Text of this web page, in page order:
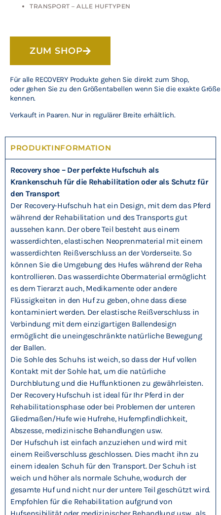
TRANSPORT – ALLE HUFTYPEN
ZUM SHOP
Für alle RECOVERY Produkte gehen Sie direkt zum Shop,
oder gehen Sie zu den Größentabellen wenn Sie die exakte Größe
kennen.
Verkauft in Paaren. Nur in regulärer Breite erhältlich.
PRODUKTINFORMATION
Recovery shoe – Der perfekte Hufschuh als
Krankenschuh für die Rehabilitation oder als Schutz für
den Transport
Der Recovery-Hufschuh hat ein Design, mit dem das Pferd
während der Rehabilitation und des Transports gut
aussehen kann. Der obere Teil besteht aus einem
wasserdichten, elastischen Neoprenmaterial mit einem
wasserdichten Reißverschluss an der Vorderseite. So
können Sie die Umgebung des Hufes während der Reha
kontrollieren. Das wasserdichte Obermaterial ermöglicht
es dem Tierarzt auch, Medikamente oder andere
Flüssigkeiten in den Huf zu geben, ohne dass diese
kontaminiert werden. Der elastische Reißverschluss in
Verbindung mit dem einzigartigen Ballendesign
ermöglicht die uneingeschränkte natürliche Bewegung
der Ballen.
Die Sohle des Schuhs ist weich, so dass der Huf vollen
Kontakt mit der Sohle hat, um die natürliche
Durchblutung und die Huffunktionen zu gewährleisten.
Der Recovery Hufschuh ist ideal für Ihr Pferd in der
Rehabilitationsphase oder bei Problemen der unteren
Gliedmaßen/Hufe wie Hufrehe, Hufempfindlichkeit,
Abszesse, medizinische Behandlungen usw.
Der Hufschuh ist einfach anzuziehen und wird mit
einem Reißverschluss geschlossen. Dies macht ihn zu
einem idealen Schuh für den Transport. Der Schuh ist
weich und höher als normale Schuhe, wodurch der
gesamte Huf und nicht nur der untere Teil geschützt wird.
Empfohlen für die Rehabilitation aufgrund von